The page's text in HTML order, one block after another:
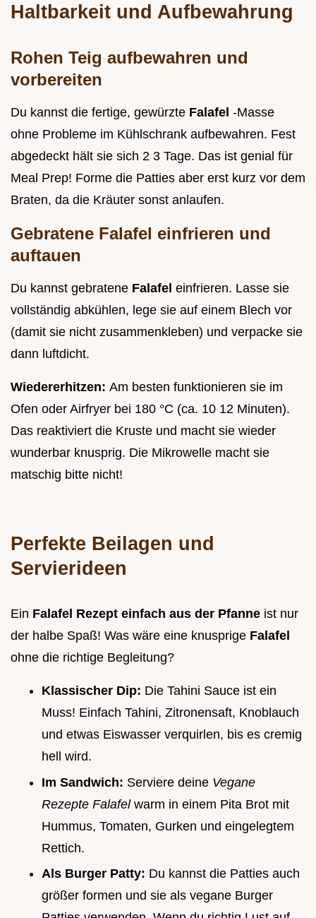
Haltbarkeit und Aufbewahrung
Rohen Teig aufbewahren und
vorbereiten
Du kannst die fertige, gewürzte Falafel -Masse
ohne Probleme im Kühlschrank aufbewahren. Fest
abgedeckt hält sie sich 2 3 Tage. Das ist genial für
Meal Prep! Forme die Patties aber erst kurz vor dem
Braten, da die Kräuter sonst anlaufen.
Gebratene Falafel einfrieren und
auftauen
Du kannst gebratene Falafel einfrieren. Lasse sie
vollständig abkühlen, lege sie auf einem Blech vor
(damit sie nicht zusammenkleben) und verpacke sie
dann luftdicht.
Wiedererhitzen: Am besten funktionieren sie im
Ofen oder Airfryer bei 180 °C (ca. 10 12 Minuten).
Das reaktiviert die Kruste und macht sie wieder
wunderbar knusprig. Die Mikrowelle macht sie
matschig bitte nicht!
Perfekte Beilagen und
Servierideen
Ein Falafel Rezept einfach aus der Pfanne ist nur
der halbe Spaß! Was wäre eine knusprige Falafel
ohne die richtige Begleitung?
Klassischer Dip: Die Tahini Sauce ist ein
Muss! Einfach Tahini, Zitronensaft, Knoblauch
und etwas Eiswasser verquirlen, bis es cremig
hell wird.
Im Sandwich: Serviere deine Vegane
Rezepte Falafel warm in einem Pita Brot mit
Hummus, Tomaten, Gurken und eingelegtem
Rettich.
Als Burger Patty: Du kannst die Patties auch
größer formen und sie als vegane Burger